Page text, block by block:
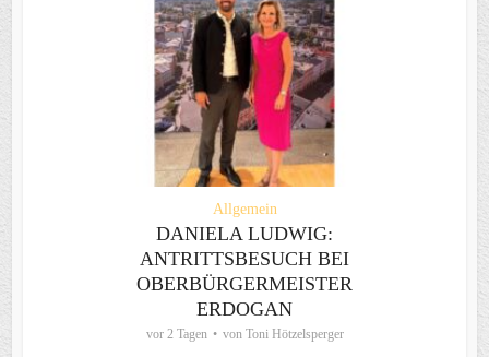
Allgemein
DANIELA LUDWIG:
ANTRITTSBESUCH BEI
OBERBÜRGERMEISTER
ERDOGAN
vor 2 Tagen von Toni Hötzelsperger